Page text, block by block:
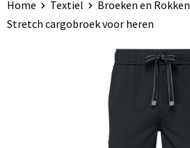
Home Textiel Broeken en Rokken
Stretch cargobroek voor heren